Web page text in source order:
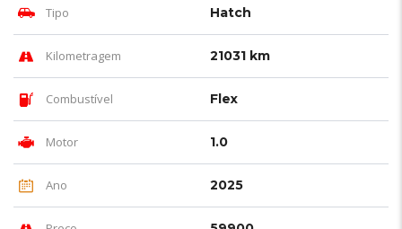
Tipo Hatch
Kilometragem 21031 km
Combustível Flex
Motor 1.0
Ano 2025